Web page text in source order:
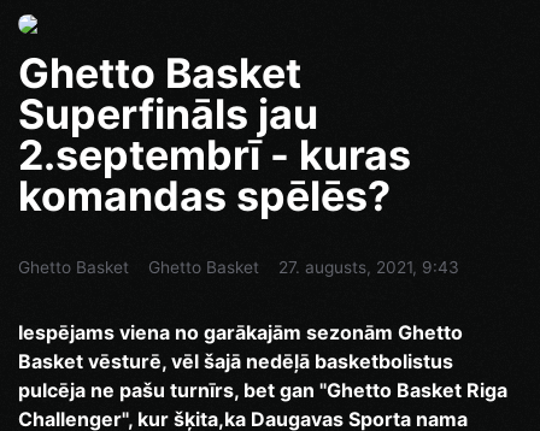
Ghetto Basket
Superfināls jau
2.septembrī - kuras
komandas spēlēs?
Ghetto Basket Ghetto Basket 27. augusts, 2021, 9:43
Iespējams viena no garākajām sezonām Ghetto
Basket vēsturē, vēl šajā nedēļā basketbolistus
pulcēja ne pašu turnīrs, bet gan "Ghetto Basket Riga
Challenger", kur šķita,ka Daugavas Sporta nama